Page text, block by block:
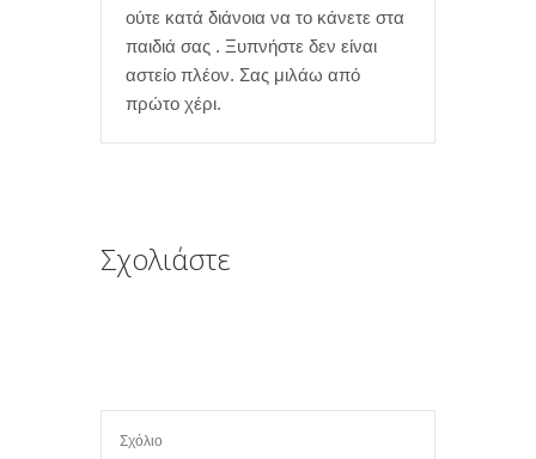
ούτε κατά διάνοια να το κάνετε στα
παιδιά σας . Ξυπνήστε δεν είναι
αστείο πλέον. Σας μιλάω από
πρώτο χέρι.
Σχολιάστε